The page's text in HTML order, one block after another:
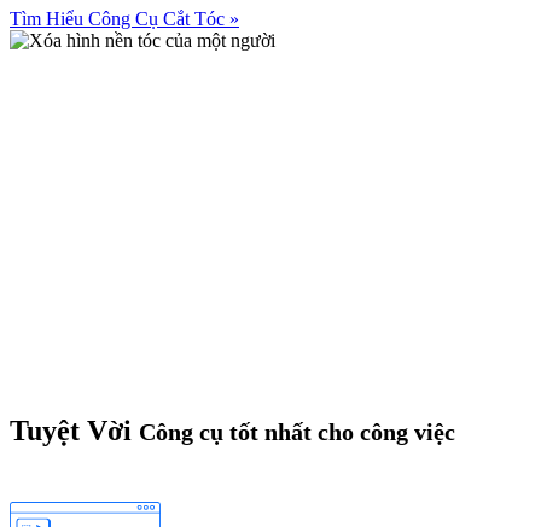
Tìm Hiểu Công Cụ Cắt Tóc »
Tuyệt Vời Công cụ tốt nhất cho công việc